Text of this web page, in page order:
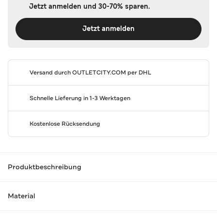
Jetzt anmelden und 30-70% sparen.
Jetzt anmelden
Versand durchOUTLETCITY.COM per DHL
Schnelle Lieferung in 1-3 Werktagen
Kostenlose Rücksendung
Produktbeschreibung
Material